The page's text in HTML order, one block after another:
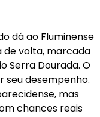
dá ao Fluminense
volta, marcada
Serra Dourada. O
seu desempenho.
mas
chances reais